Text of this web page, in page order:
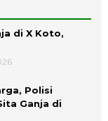
di X Koto,
Polisi
Ganja di